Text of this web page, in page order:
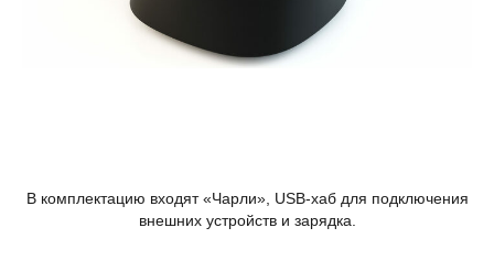
В комплектацию входят «Чарли», USB-хаб для подключения
внешних устройств и зарядка.